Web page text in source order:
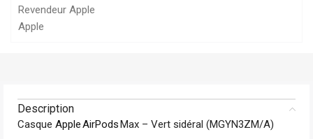
Revendeur Apple
Apple
Description
Casque AppleAirPodsMax – Vert sidéral (MGYN3ZM/A)